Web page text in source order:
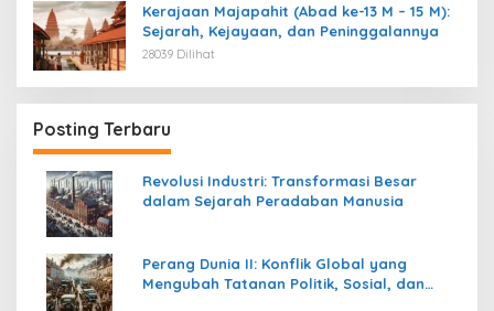
Kerajaan Majapahit (Abad ke-13 M – 15 M):
Sejarah, Kejayaan, dan Peninggalannya
28039 Dilihat
Posting Terbaru
Revolusi Industri: Transformasi Besar
dalam Sejarah Peradaban Manusia
Perang Dunia II: Konflik Global yang
Mengubah Tatanan Politik, Sosial, dan